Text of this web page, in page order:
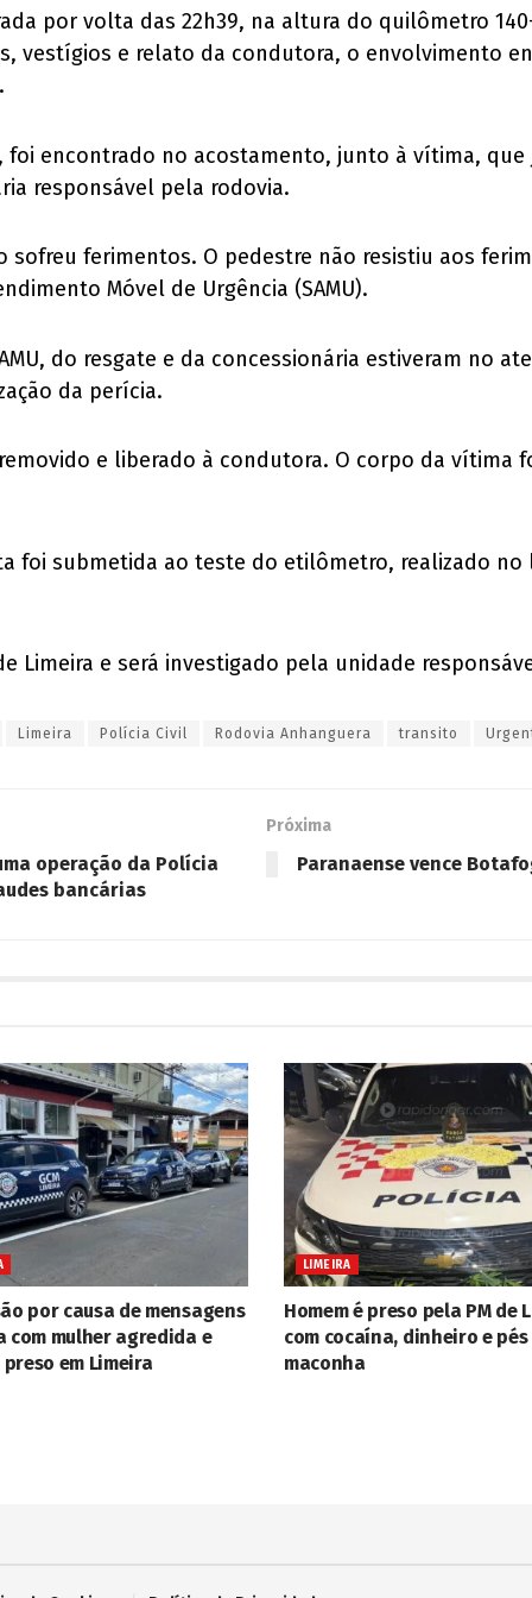
por volta das 22h39, na altura do quilômetro
vestígios e relato da condutora, o envolvimento
encontrado no acostamento, junto à vítima, que
responsável pela rodovia.
sofreu ferimentos. O pedestre não resistiu aos
Móvel de Urgência (SAMU).
do resgate e da concessionária estiveram no
da perícia.
e liberado à condutora. O corpo da vítima
foi submetida ao teste do etilômetro, realizado
Limeira e será investigado pela unidade
Limeira Polícia Civil Rodovia Anhanguera transito
operação da Polícia
bancárias
Próxima
Paranaense vence
por causa de mensagens
com mulher agredida e
preso em Limeira
LIMEIRA
Homem é preso pela PM de
com cocaína, dinheiro e pés
maconha